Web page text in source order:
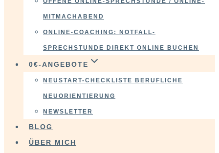
MITMACHABEND
ONLINE-COACHING: NOTFALL-
SPRECHSTUNDE DIREKT ONLINE BUCHEN
0€-ANGEBOTE
NEUSTART-CHECKLISTE BERUFLICHE
NEUORIENTIERUNG
NEWSLETTER
BLOG
ÜBER MICH